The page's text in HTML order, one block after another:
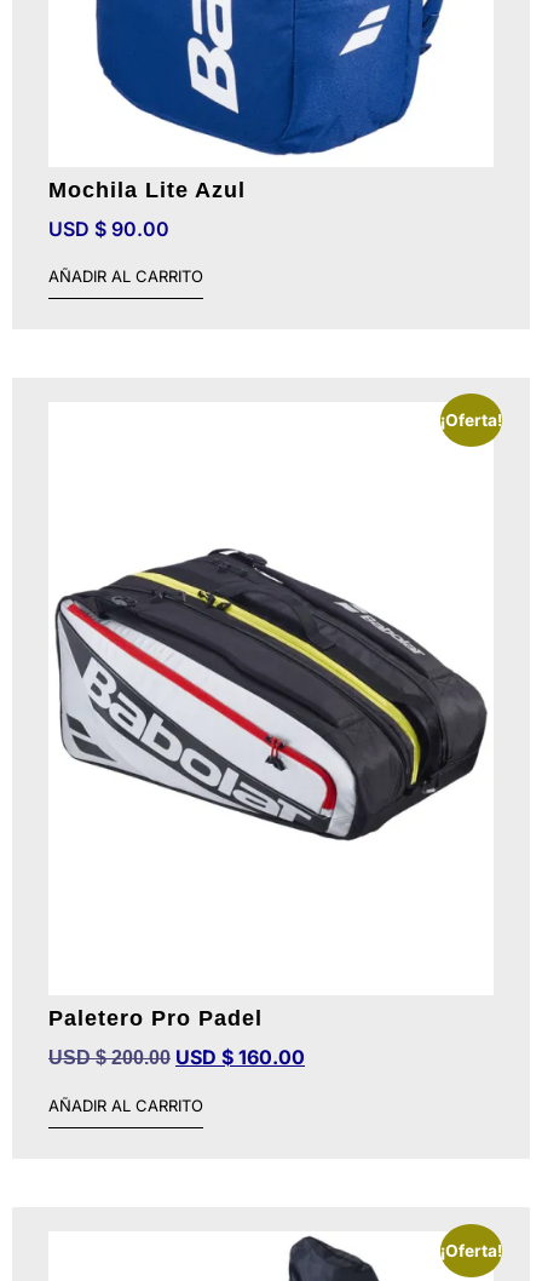
Mochila Lite Azul
USD $ 90.00
AÑADIR AL CARRITO
¡Oferta!
Paletero Pro Padel
USD $200.00 USD $ 160.00
AÑADIR AL CARRITO
¡Oferta!